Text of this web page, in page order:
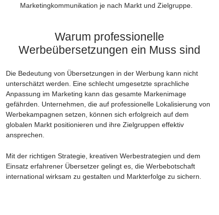
Marketingkommunikation je nach Markt und Zielgruppe.
Warum professionelle
Werbeübersetzungen ein Muss sind
Die Bedeutung von Übersetzungen in der Werbung kann nicht
unterschätzt werden. Eine schlecht umgesetzte sprachliche
Anpassung im Marketing kann das gesamte Markenimage
gefährden. Unternehmen, die auf professionelle Lokalisierung von
Werbekampagnen setzen, können sich erfolgreich auf dem
globalen Markt positionieren und ihre Zielgruppen effektiv
ansprechen.
Mit der richtigen Strategie, kreativen Werbestrategien und dem
Einsatz erfahrener Übersetzer gelingt es, die Werbebotschaft
international wirksam zu gestalten und Markterfolge zu sichern.